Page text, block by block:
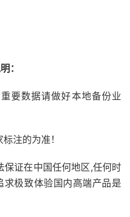
：
要数据请做好本地备份业
注的为准！
保证在中国任何地区,任何时
极致体验国内高端产品是